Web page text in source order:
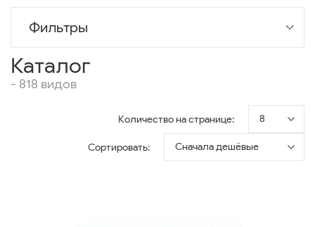
Фильтры
Каталог
- 818 видов
Количество на странице: 8
Сортировать: Сначала дешёвые